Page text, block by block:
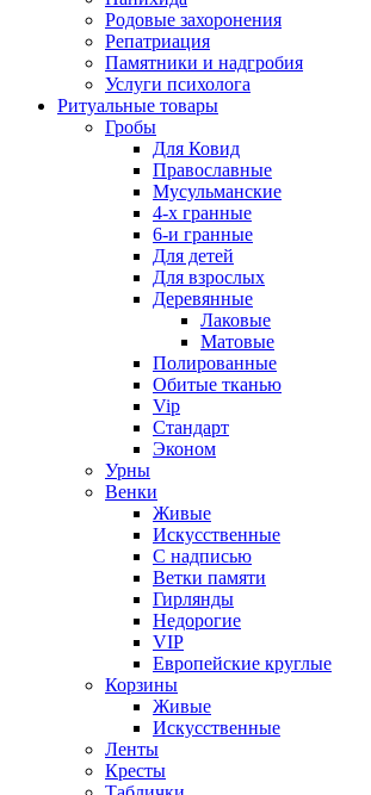
Родовые захоронения
Репатриация
Памятники и надгробия
Услуги психолога
Ритуальные товары
Гробы
Для Ковид
Православные
Мусульманские
4-х гранные
6-и гранные
Для детей
Для взрослых
Деревянные
Лаковые
Матовые
Полированные
Обитые тканью
Vip
Стандарт
Эконом
Урны
Венки
Живые
Искусственные
С надписью
Ветки памяти
Гирлянды
Недорогие
VIP
Европейские круглые
Корзины
Живые
Искусственные
Ленты
Кресты